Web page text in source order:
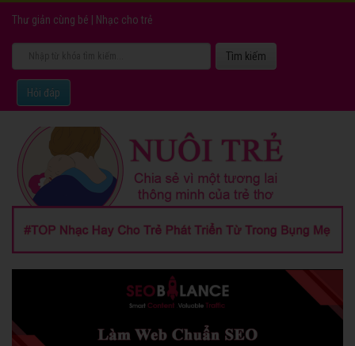
Thư giản cùng bé Nhạc cho trẻ
Hỏi đáp